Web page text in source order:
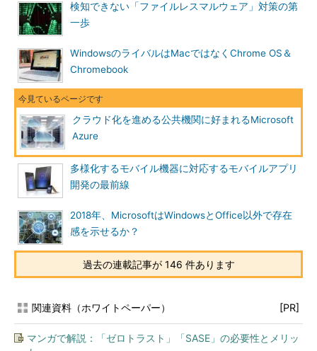
検知できない「ファイルレスマルウェア」対策の第
一歩
WindowsのライバルはMacではなくChrome OS＆
Chromebook
クラウド化を進める公共機関に好まれるMicrosoft
Azure
多様化するモバイル機器に対応するモバイルアプリ
開発の最前線
2018年、MicrosoftはWindowsとOffice以外で存在
感を示せるか？
過去の連載記事が 146 件あります
関連資料（ホワイトペーパー） [PR]
マンガで解説：「ゼロトラスト」「SASE」の必要性とメリッ